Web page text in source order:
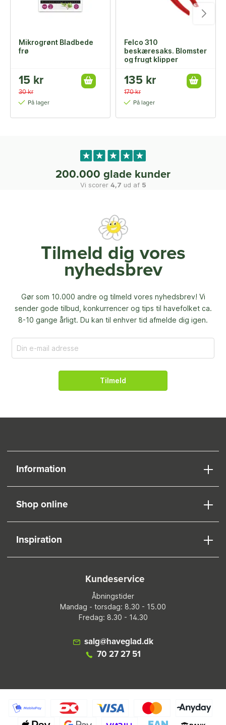
Mikrogrønt Bladbede
frø
15 kr
30 kr
På lager
Felco 310
beskæresaks. Blomster
og frugt klipper
135 kr
170 kr
På lager
200.000 glade kunder
Vi scorer 4,7 ud af 5
Tilmeld dig vores
nyhedsbrev
Gør som 10.000 andre og tilmeld vores nyhedsbrev! Vi
sender gode tilbud, konkurrencer og tips til havefolket ca.
8-10 gange årligt. Du kan til enhver tid afmelde dig igen.
Tilmeld
Information
Shop online
Inspiration
Kundeservice
Åbningstider
Mandag - torsdag: 8.30 - 15.00
Fredag: 8.30 - 14.30
salg@haveglad.dk
70 27 27 51